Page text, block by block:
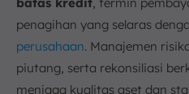
penagihan yang selaras
perusahaan. Manajemen
piutang, serta rekonsiliasi
menjaga kualitas aset dan